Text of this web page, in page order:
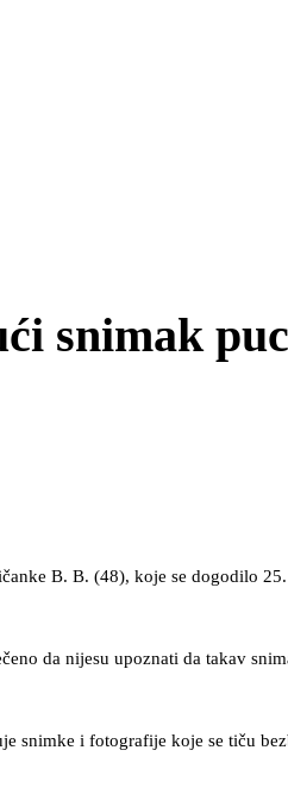
snimak
B. B. (48), koje se dogodilo
da nijesu upoznati da takav
snimke i fotografije koje se tiču